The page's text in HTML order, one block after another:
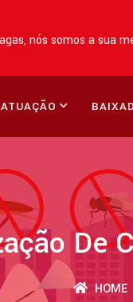
nós somos a sua
De
HOME